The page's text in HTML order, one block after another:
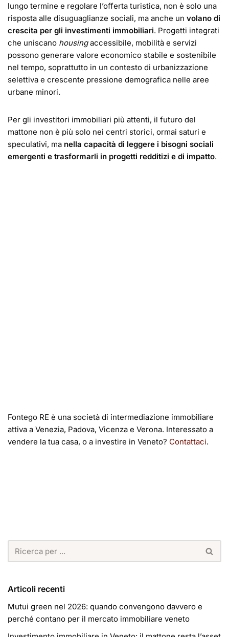
lungo termine e regolare l’offerta turistica, non è solo una
risposta alle disuguaglianze sociali, ma anche un volano di
crescita per gli investimenti immobiliari. Progetti integrati
che uniscano housingaccessibile, mobilità e servizi
possono generare valore economico stabile e sostenibile
nel tempo, soprattutto in un contesto di urbanizzazione
selettiva e crescente pressione demografica nelle aree
urbane minori.
Per gli investitori immobiliari più attenti, il futuro del
mattone non è più solo nei centri storici, ormai saturi e
speculativi, ma nella capacità di leggere i bisogni sociali
emergenti e trasformarli in progetti redditizi e di impatto.
Fontego RE è una società di intermediazione immobiliare
attiva a Venezia, Padova, Vicenza e Verona. Interessato a
vendere la tua casa, o a investire in Veneto? Contattaci.
Articoli recenti
Mutui green nel 2026: quando convengono davvero e
perché contano per il mercato immobiliare veneto